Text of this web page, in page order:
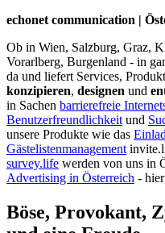
echonet communication |
Ob in Wien, Salzburg, Graz,
Vorarlberg, Burgenland - in
da und liefert Services,
konzipieren, designen und
in Sachen barrierefreie
Benutzerfreundlichkeit und
unsere Produkte wie das
Gästelistenmanagement
survey.life werden von uns in
Advertising in Österreich -
Böse, Provokant,